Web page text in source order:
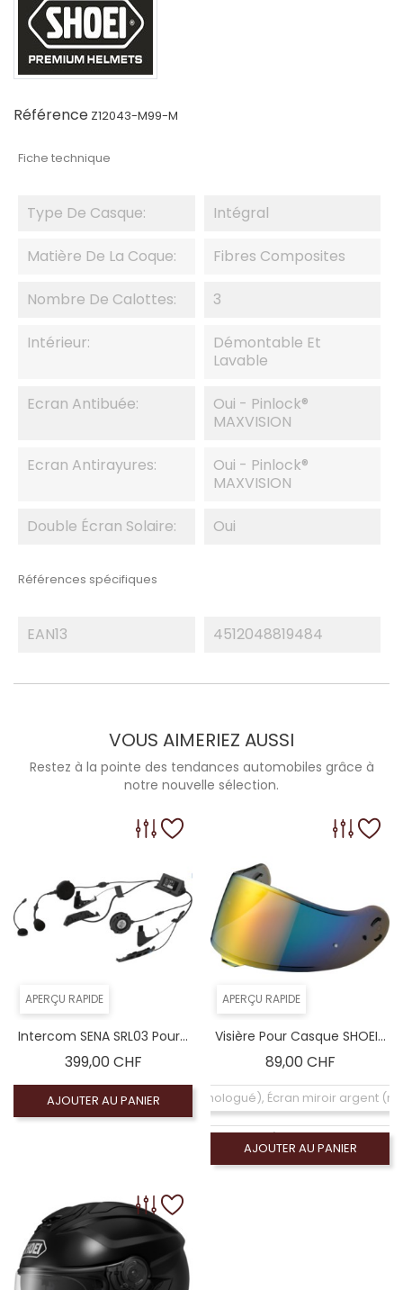
Référence Z12043-M99-M
Fiche technique
Type De Casque: Intégral
Matière De La Coque: Fibres Composites
Nombre De Calottes: 3
Intérieur:
Démontable Et
Lavable
Ecran Antibuée:
Oui - Pinlock®
MAXVISION
Ecran Antirayures:
Oui - Pinlock®
MAXVISION
Double Écran Solaire: Oui
Références spécifiques
EAN13 4512048819484
VOUS AIMERIEZ AUSSI
Restez à la pointe des tendances automobiles grâce à
notre nouvelle sélection.
APERÇU RAPIDE
Intercom SENA SRL03 Pour...
399,00 CHFPrix
AJOUTER AU PANIER
APERÇU RAPIDE
Visière Pour Casque SHOEI...
89,00 CHFPrix
Coloré (non homologué), Écran miroir argent
Écran claire (homologué), Visiére
Coloré (non homologué), Ecran Iridium arc-en-ciel
Coloré (non homologué), Écran fumé clair 50%
AJOUTER AU PANIER